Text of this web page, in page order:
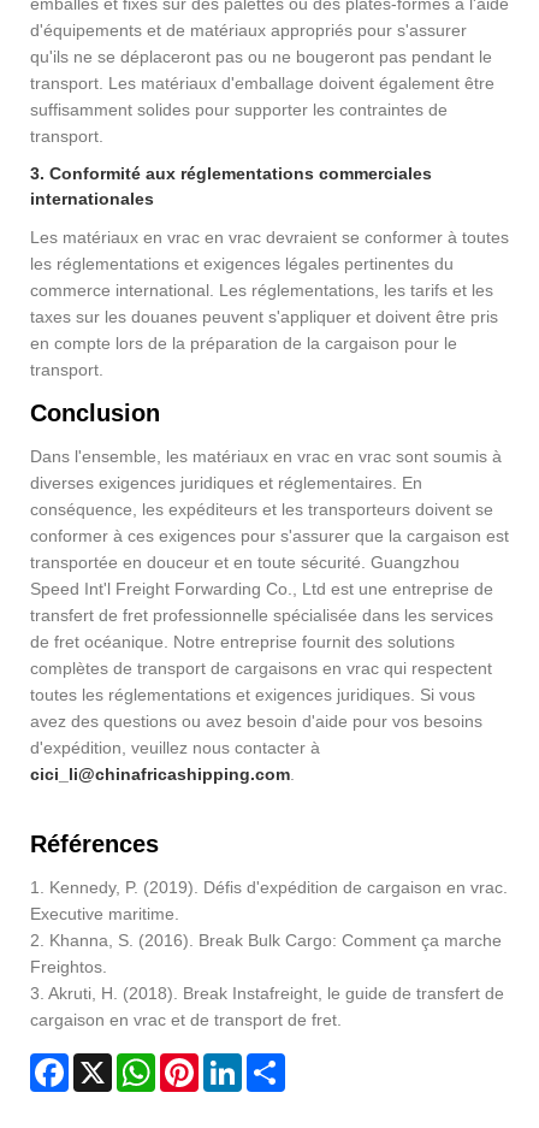
d'équipements et de matériaux appropriés pour s'assurer
qu'ils ne se déplaceront pas ou ne bougeront pas pendant le
transport. Les matériaux d'emballage doivent également être
suffisamment solides pour supporter les contraintes de
transport.
3. Conformité aux réglementations commerciales
internationales
Les matériaux en vrac en vrac devraient se conformer à toutes
les réglementations et exigences légales pertinentes du
commerce international. Les réglementations, les tarifs et les
taxes sur les douanes peuvent s'appliquer et doivent être pris
en compte lors de la préparation de la cargaison pour le
transport.
Conclusion
Dans l'ensemble, les matériaux en vrac en vrac sont soumis à
diverses exigences juridiques et réglementaires. En
conséquence, les expéditeurs et les transporteurs doivent se
conformer à ces exigences pour s'assurer que la cargaison est
transportée en douceur et en toute sécurité. Guangzhou
Speed Int'l Freight Forwarding Co., Ltd est une entreprise de
transfert de fret professionnelle spécialisée dans les services
de fret océanique. Notre entreprise fournit des solutions
complètes de transport de cargaisons en vrac qui respectent
toutes les réglementations et exigences juridiques. Si vous
avez des questions ou avez besoin d'aide pour vos besoins
d'expédition, veuillez nous contacter à
cici_li@chinafricashipping.com
Références
1. Kennedy, P. (2019). Défis d'expédition de cargaison en vrac.
Executive maritime.
2. Khanna, S. (2016). Break Bulk Cargo: Comment ça marche
Freightos.
3. Akruti, H. (2018). Break Instafreight, le guide de transfert de
cargaison en vrac et de transport de fret.
Facebook
X WhatsAppPinterestLinkedIn